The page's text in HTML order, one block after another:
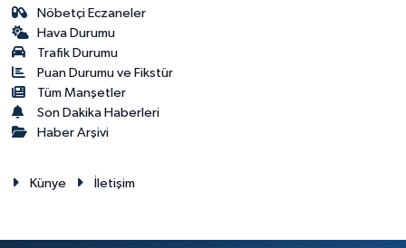
Nöbetçi Eczaneler
Hava Durumu
Trafik Durumu
Puan Durumu ve Fikstür
Tüm Manşetler
Son Dakika Haberleri
Haber Arşivi
Künye İletişim